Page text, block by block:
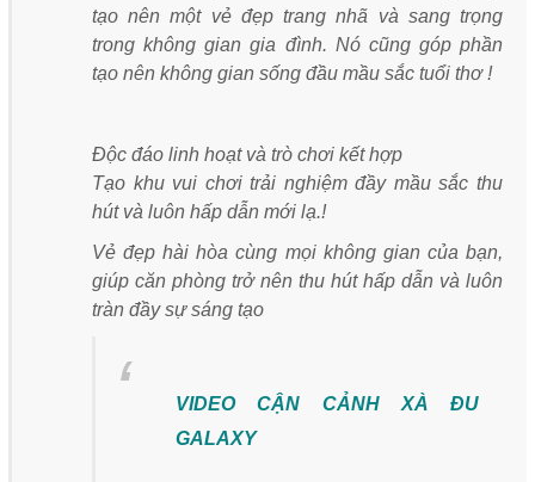
tạo nên một vẻ đẹp trang nhã và sang trọng
trong không gian gia đình. Nó cũng góp phần
tạo nên không gian sống đầu mầu sắc tuổi thơ !
Độc đáo linh hoạt và trò chơi kết hợp
Tạo khu vui chơi trải nghiệm đầy mầu sắc thu
hút và luôn hấp dẫn mới lạ.!
Vẻ đẹp hài hòa cùng mọi không gian của bạn,
giúp căn phòng trở nên thu hút hấp dẫn và luôn
tràn đầy sự sáng tạo
VIDEO CẬN CẢNH XÀ ĐU
GALAXY